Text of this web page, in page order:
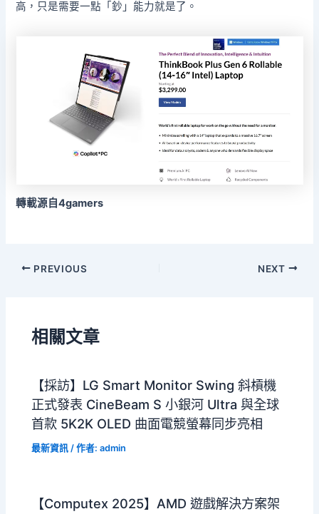
高，只是需要一點「鈔」能力就是了。
轉載源自4gamers
PREVIOUS NEXT
相關文章
【採訪】LG Smart Monitor Swing 斜槓機
正式發表 CineBeam S 小銀河 Ultra 與全球
首款 5K2K OLED 曲面電競螢幕同步亮相
最新資訊 / 作者:admin
【Computex 2025】AMD 遊戲解決方案架